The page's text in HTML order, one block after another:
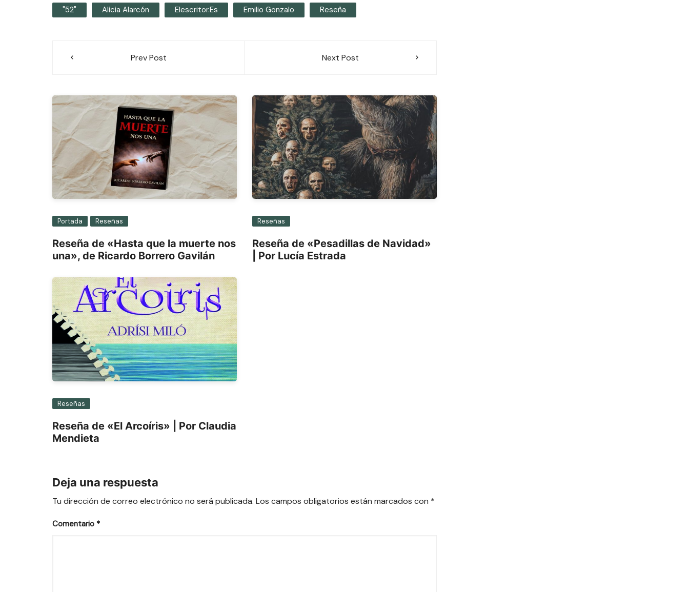
"52" Alicia Alarcón Elescritor.es Emilio Gonzalo Reseña
Prev Post Next Post
Portada Reseñas
Reseña de «Hasta que la muerte nos
una», de Ricardo Borrero Gavilán
Reseñas
Reseña de «Pesadillas de Navidad»
| Por Lucía Estrada
Reseñas
Reseña de «El Arcoíris» | Por Claudia
Mendieta
Deja una respuesta
Tu dirección de correo electrónico no será publicada. Los campos obligatorios están marcados con *
Comentario *